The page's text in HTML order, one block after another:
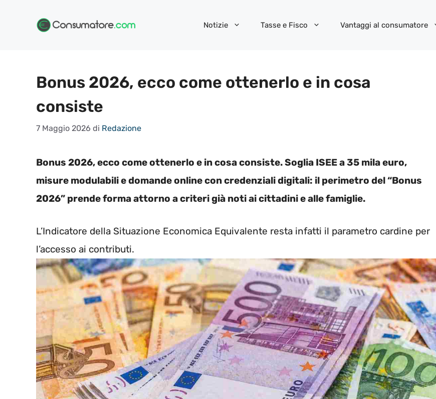
Notizie Tasse e Fisco Vantaggi al consumatore
Bonus 2026, ecco come ottenerlo e in cosa
consiste
7 Maggio 2026 di Redazione
Bonus 2026, ecco come ottenerlo e in cosa consiste. Soglia ISEE a 35 mila euro,
misure modulabili e domande online con credenziali digitali: il perimetro del “Bonus
2026” prende forma attorno a criteri già noti ai cittadini e alle famiglie.
L’Indicatore della Situazione Economica Equivalente resta infatti il parametro cardine per
l’accesso ai contributi.